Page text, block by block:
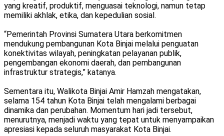
yang kreatif, produktif, menguasai teknologi, namun tetap
memiliki akhlak, etika, dan kepedulian sosial.
“Pemerintah Provinsi Sumatera Utara berkomitmen
mendukung pembangunan Kota Binjai melalui penguatan
konektivitas wilayah, peningkatan pelayanan publik,
pengembangan ekonomi daerah, dan pembangunan
infrastruktur strategis,” katanya.
Sementara itu, Walikota Binjai Amir Hamzah mengatakan,
selama 154 tahun Kota Binjai telah mengalami berbagai
dinamika dan perubahan. Momentum hari jadi tersebut,
menurutnya, menjadi waktu yang tepat untuk menyampaikan
apresiasi kepada seluruh masyarakat Kota Binjai.